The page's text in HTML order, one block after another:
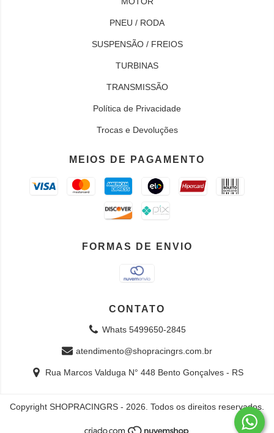
PNEU / RODA
SUSPENSÃO / FREIOS
TURBINAS
TRANSMISSÃO
Política de Privacidade
Trocas e Devoluções
MEIOS DE PAGAMENTO
FORMAS DE ENVIO
CONTATO
Whats 5499650-2845
atendimento@shopracingrs.com.br
Rua Marcos Valduga N° 448 Bento Gonçalves - RS
Copyright SHOPRACINGRS - 2026. Todos os direitos reservados.